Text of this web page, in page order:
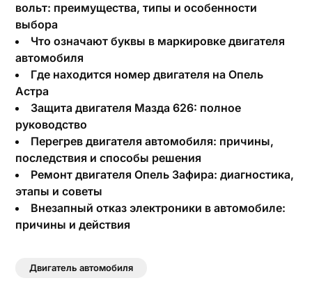
вольт: преимущества, типы и особенности
выбора
Что означают буквы в маркировке двигателя
автомобиля
Где находится номер двигателя на Опель
Астра
Защита двигателя Мазда 626: полное
руководство
Перегрев двигателя автомобиля: причины,
последствия и способы решения
Ремонт двигателя Опель Зафира: диагностика,
этапы и советы
Внезапный отказ электроники в автомобиле:
причины и действия
Двигатель автомобиля